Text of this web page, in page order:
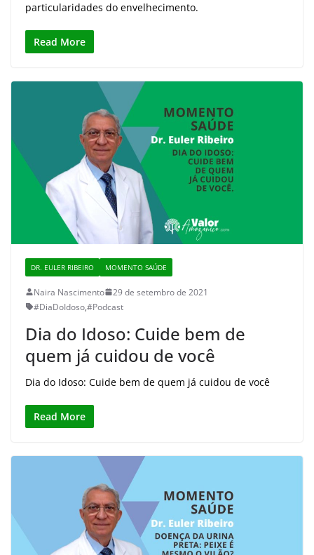
particularidades do envelhecimento.
Read More
DR. EULER RIBEIRO MOMENTO SAÚDE
Naira Nascimento
29 de setembro de 2021
#DiaDoIdoso,#Podcast
Dia do Idoso: Cuide bem de
quem já cuidou de você
Dia do Idoso: Cuide bem de quem já cuidou de você
Read More